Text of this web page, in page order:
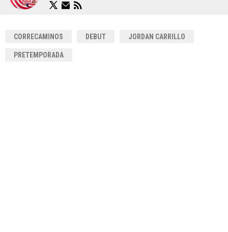
CORRECAMINOS DEBUT JORDAN CARRILLO
PRETEMPORADA